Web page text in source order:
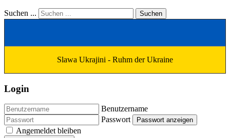
Suchen ... Suchen
Slawa Ukrajini - Ruhm der Ukraine
Login
Benutzername
Passwort
Passwort anzeigen
Angemeldet bleiben